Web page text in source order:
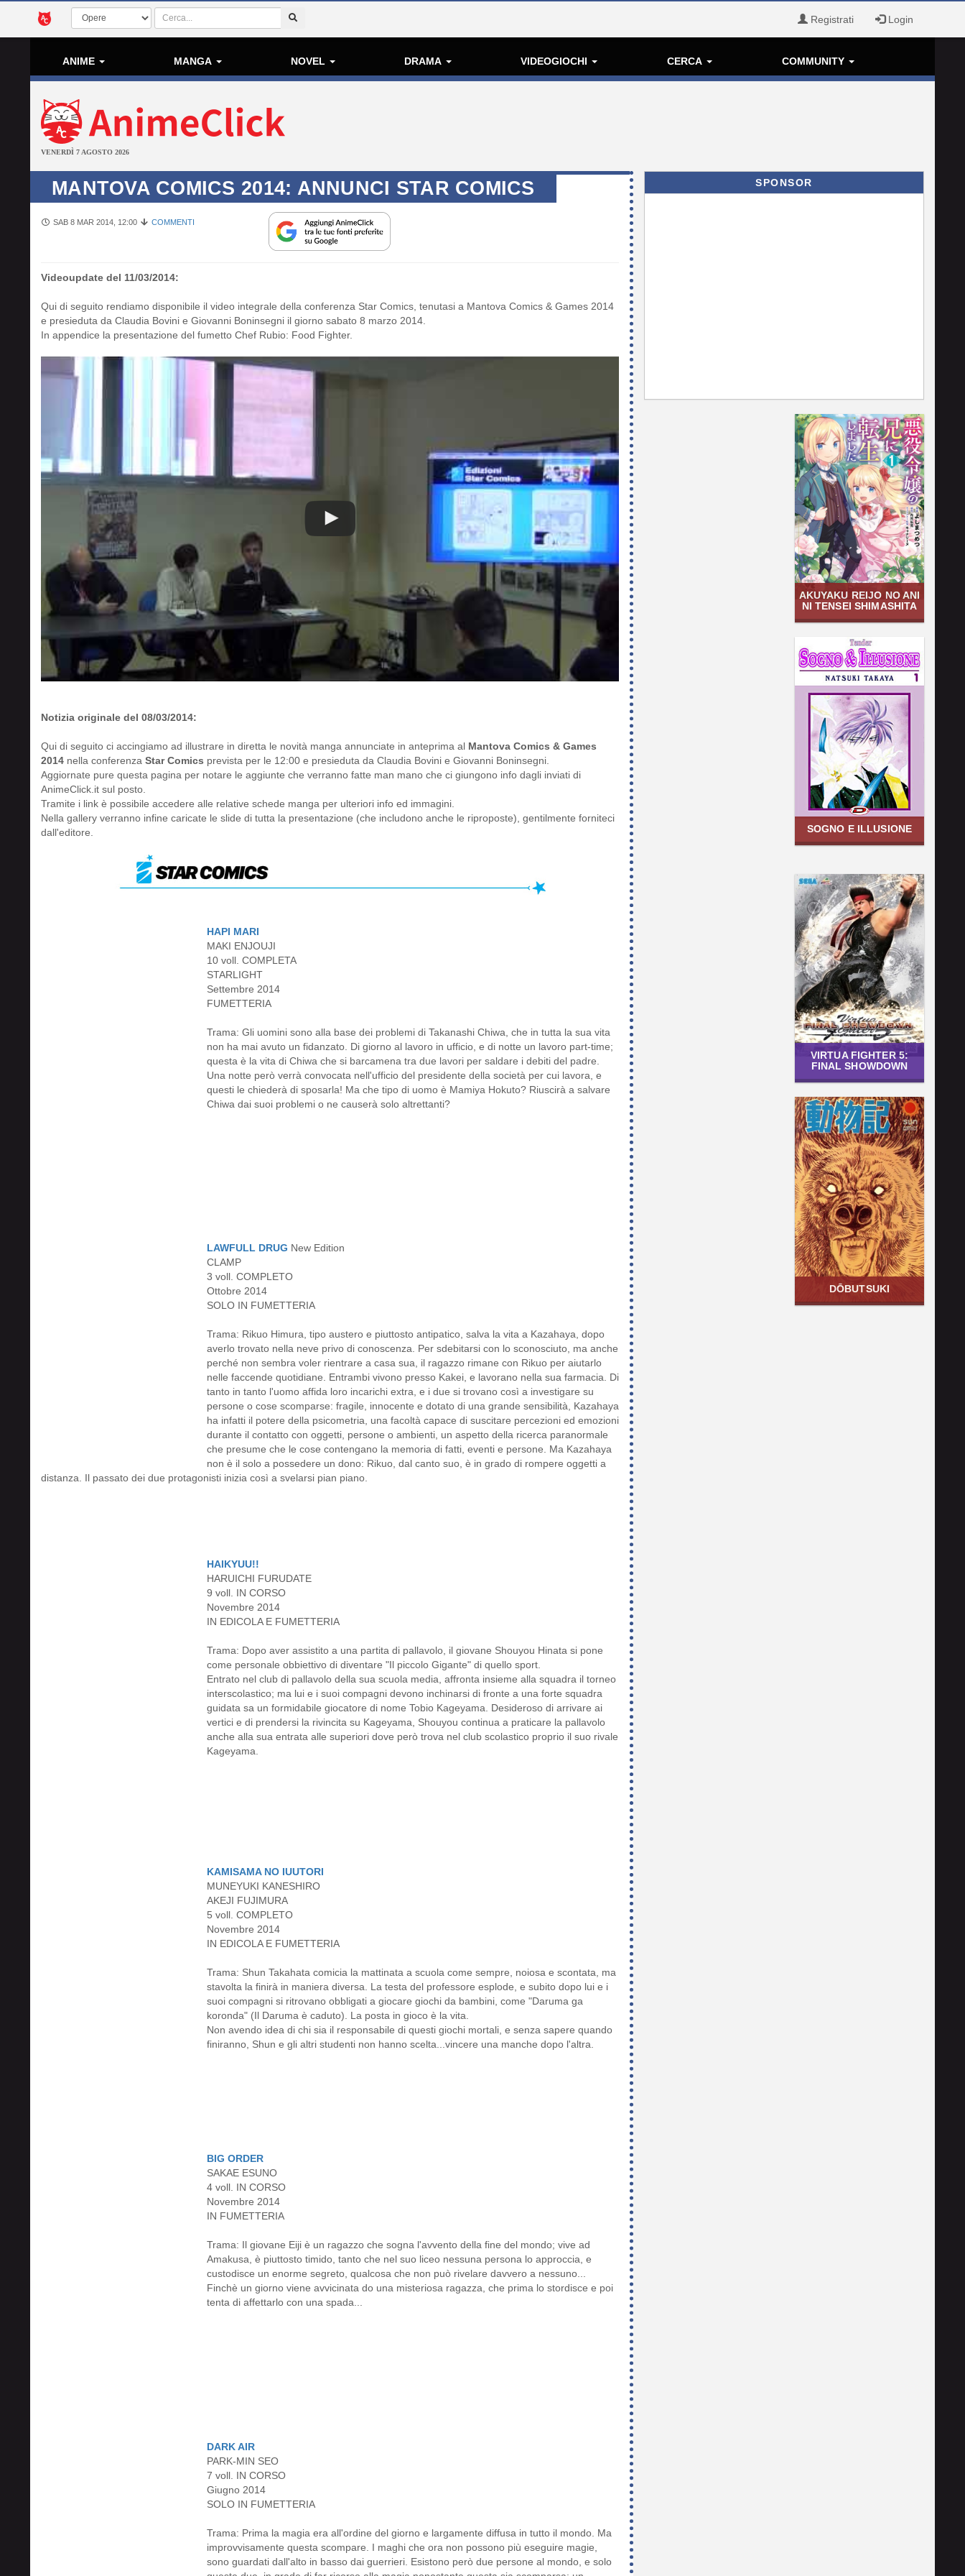
Registrati Login
ANIME MANGA NOVEL DRAMA VIDEOGIOCHI CERCA COMMUNITY
VENERDÌ 7 AGOSTO 2026
MANTOVA COMICS 2014: ANNUNCI STAR COMICS
SAB 8 MAR 2014, 12:00 COMMENTI
Videoupdate del 11/03/2014:
Qui di seguito rendiamo disponibile il video integrale della conferenza Star Comics, tenutasi a Mantova Comics & Games 2014
e presieduta da Claudia Bovini e Giovanni Boninsegni il giorno sabato 8 marzo 2014.
In appendice la presentazione del fumetto Chef Rubio: Food Fighter.
Notizia originale del 08/03/2014:
Qui di seguito ci accingiamo ad illustrare in diretta le novità manga annunciate in anteprima al Mantova Comics & Games
2014 nella conferenza Star Comics prevista per le 12:00 e presieduta da Claudia Bovini e Giovanni Boninsegni.
Aggiornate pure questa pagina per notare le aggiunte che verranno fatte man mano che ci giungono info dagli inviati di
AnimeClick.it sul posto.
Tramite i link è possibile accedere alle relative schede manga per ulteriori info ed immagini.
Nella gallery verranno infine caricate le slide di tutta la presentazione (che includono anche le riproposte), gentilmente forniteci
dall'editore.
HAPI MARI
MAKI ENJOUJI
10 voll. COMPLETA
STARLIGHT
Settembre 2014
FUMETTERIA
Trama: Gli uomini sono alla base dei problemi di Takanashi Chiwa, che in tutta la sua vita
non ha mai avuto un fidanzato. Di giorno al lavoro in ufficio, e di notte un lavoro part-time;
questa è la vita di Chiwa che si barcamena tra due lavori per saldare i debiti del padre.
Una notte però verrà convocata nell'ufficio del presidente della società per cui lavora, e
questi le chiederà di sposarla! Ma che tipo di uomo è Mamiya Hokuto? Riuscirà a salvare
Chiwa dai suoi problemi o ne causerà solo altrettanti?
LAWFULL DRUG New Edition
CLAMP
3 voll. COMPLETO
Ottobre 2014
SOLO IN FUMETTERIA
Trama: Rikuo Himura, tipo austero e piuttosto antipatico, salva la vita a Kazahaya, dopo
averlo trovato nella neve privo di conoscenza. Per sdebitarsi con lo sconosciuto, ma anche
perché non sembra voler rientrare a casa sua, il ragazzo rimane con Rikuo per aiutarlo
nelle faccende quotidiane. Entrambi vivono presso Kakei, e lavorano nella sua farmacia. Di
tanto in tanto l'uomo affida loro incarichi extra, e i due si trovano così a investigare su
persone o cose scomparse: fragile, innocente e dotato di una grande sensibilità, Kazahaya
ha infatti il potere della psicometria, una facoltà capace di suscitare percezioni ed emozioni
durante il contatto con oggetti, persone o ambienti, un aspetto della ricerca paranormale
che presume che le cose contengano la memoria di fatti, eventi e persone. Ma Kazahaya
non è il solo a possedere un dono: Rikuo, dal canto suo, è in grado di rompere oggetti a
distanza. Il passato dei due protagonisti inizia così a svelarsi pian piano.
HAIKYUU!!
HARUICHI FURUDATE
9 voll. IN CORSO
Novembre 2014
IN EDICOLA E FUMETTERIA
Trama: Dopo aver assistito a una partita di pallavolo, il giovane Shouyou Hinata si pone
come personale obbiettivo di diventare "Il piccolo Gigante" di quello sport.
Entrato nel club di pallavolo della sua scuola media, affronta insieme alla squadra il torneo
interscolastico; ma lui e i suoi compagni devono inchinarsi di fronte a una forte squadra
guidata sa un formidabile giocatore di nome Tobio Kageyama. Desideroso di arrivare ai
vertici e di prendersi la rivincita su Kageyama, Shouyou continua a praticare la pallavolo
anche alla sua entrata alle superiori dove però trova nel club scolastico proprio il suo rivale
Kageyama.
KAMISAMA NO IUUTORI
MUNEYUKI KANESHIRO
AKEJI FUJIMURA
5 voll. COMPLETO
Novembre 2014
IN EDICOLA E FUMETTERIA
Trama: Shun Takahata comicia la mattinata a scuola come sempre, noiosa e scontata, ma
stavolta la finirà in maniera diversa. La testa del professore esplode, e subito dopo lui e i
suoi compagni si ritrovano obbligati a giocare giochi da bambini, come "Daruma ga
koronda" (Il Daruma è caduto). La posta in gioco è la vita.
Non avendo idea di chi sia il responsabile di questi giochi mortali, e senza sapere quando
finiranno, Shun e gli altri studenti non hanno scelta...vincere una manche dopo l'altra.
BIG ORDER
SAKAE ESUNO
4 voll. IN CORSO
Novembre 2014
IN FUMETTERIA
Trama: Il giovane Eiji è un ragazzo che sogna l'avvento della fine del mondo; vive ad
Amakusa, è piuttosto timido, tanto che nel suo liceo nessuna persona lo approccia, e
custodisce un enorme segreto, qualcosa che non può rivelare davvero a nessuno...
Finchè un giorno viene avvicinata do una misteriosa ragazza, che prima lo stordisce e poi
tenta di affettarlo con una spada...
DARK AIR
PARK-MIN SEO
7 voll. IN CORSO
Giugno 2014
SOLO IN FUMETTERIA
Trama: Prima la magia era all'ordine del giorno e largamente diffusa in tutto il mondo. Ma
improvvisamente questa scompare. I maghi che ora non possono più eseguire magie,
sono guardati dall'alto in basso dai guerrieri. Esistono però due persone al mondo, e solo
SPONSOR
AKUYAKU REIJO NO ANI
NI TENSEI SHIMASHITA
SOGNO E ILLUSIONE
VIRTUA FIGHTER 5:
FINAL SHOWDOWN
DŌBUTSUKI